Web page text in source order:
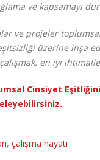
ve kapsamayı
ve projeler
üzerine inşa
en iyi
Cinsiyet
, çalışma hayatı